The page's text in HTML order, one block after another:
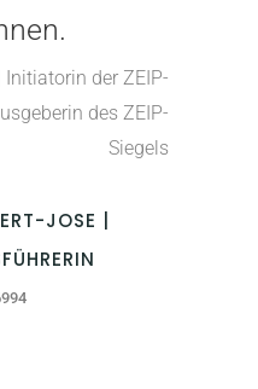
Initiatorin der ZEIP-
des ZEIP-
Siegels
JOSE |